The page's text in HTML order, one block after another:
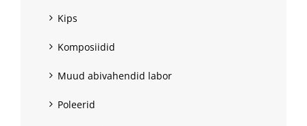
Kips
Komposiidid
Muud abivahendid labor
Poleerid